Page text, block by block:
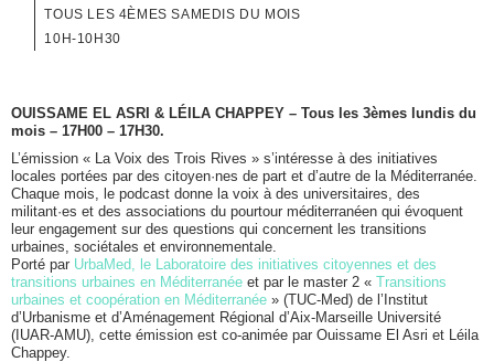
TOUS LES 4ÈMES SAMEDIS DU MOIS
10H-10H30
OUISSAME EL ASRI & LÉILA CHAPPEY – Tous les 3èmes lundis du
mois – 17H00 – 17H30.
L’émission « La Voix des Trois Rives » s’intéresse à des initiatives
locales portées par des citoyen·nes de part et d’autre de la Méditerranée.
Chaque mois, le podcast donne la voix à des universitaires, des
militant·es et des associations du pourtour méditerranéen qui évoquent
leur engagement sur des questions qui concernent les transitions
urbaines, sociétales et environnementale.
Porté par UrbaMed, le Laboratoire des initiatives citoyennes et des
transitions urbaines en Méditerranée et par le master 2 « Transitions
urbaines et coopération en Méditerranée » (TUC-Med) de l’Institut
d’Urbanisme et d’Aménagement Régional d’Aix-Marseille Université
(IUAR-AMU), cette émission est co-animée par Ouissame El Asri et Léila
Chappey.